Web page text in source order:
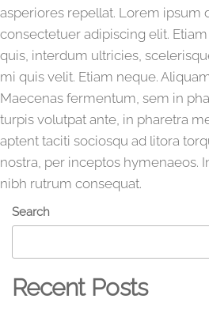
asperiores repellat. Lorem ipsum
consectetuer adipiscing elit.
quis, interdum ultricies,
mi quis velit. Etiam neque.
Maecenas fermentum, sem in
turpis volutpat ante, in pharetra
aptent taciti sociosqu ad litora
nostra, per inceptos hymenaeos.
nibh rutrum consequat.
Search
Recent Posts